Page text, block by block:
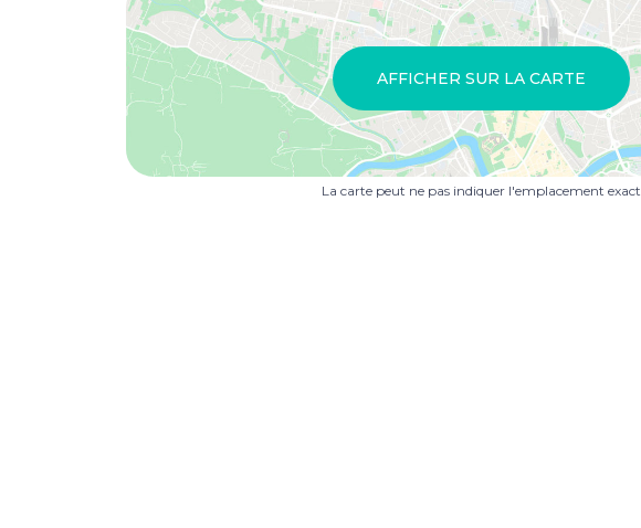
AFFICHER SUR LA CARTE
La carte peut ne pas indiquer l'emplacement exact